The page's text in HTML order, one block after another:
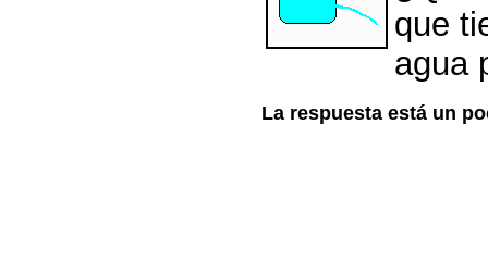
que
agua
La respuesta está un